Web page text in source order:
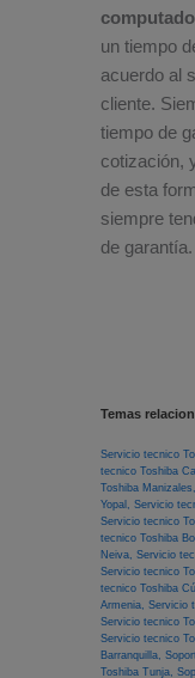
un tiempo
acuerdo al
cliente.
tiempo de
cotización,
de esta
siempre
de garantía.
Temas
Servicio tecnico
tecnico Toshiba
Toshiba Manizales,
Yopal, Servicio
Servicio tecnico
tecnico Toshiba
Neiva, Servicio
Servicio tecnico
tecnico Toshiba
Armenia, Servicio
Servicio tecnico
Servicio tecnico
Barranquilla,
Toshiba Tunja,